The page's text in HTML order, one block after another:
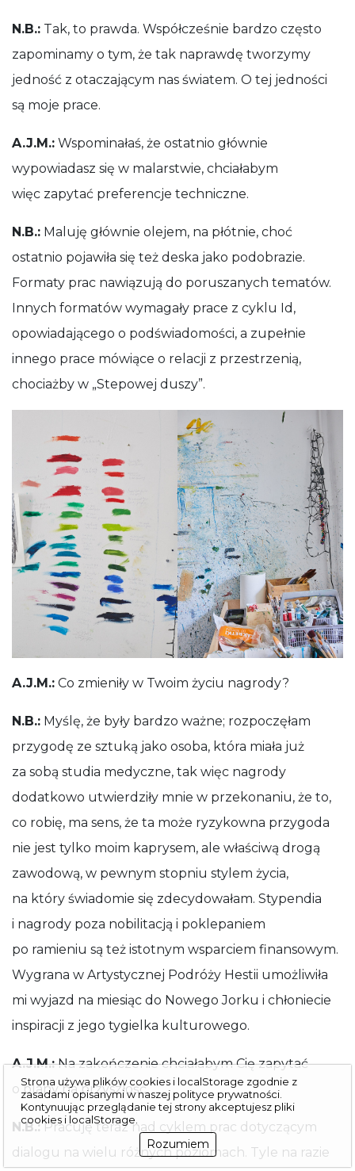
N.B.: Tak, to prawda. Współcześnie bardzo często
zapominamy o tym, że tak naprawdę tworzymy
jedność z otaczającym nas światem. O tej jedności
są moje prace.
A.J.M.: Wspominałaś, że ostatnio głównie
wypowiadasz się w malarstwie, chciałabym
więc zapytać preferencje techniczne.
N.B.: Maluję głównie olejem, na płótnie, choć
ostatnio pojawiła się też deska jako podobrazie.
Formaty prac nawiązują do poruszanych tematów.
Innych formatów wymagały prace z cyklu Id,
opowiadającego o podświadomości, a zupełnie
innego prace mówiące o relacji z przestrzenią,
chociażby w „Stepowej duszy”.
A.J.M.: Co zmieniły w Twoim życiu nagrody?
N.B.: Myślę, że były bardzo ważne; rozpoczęłam
przygodę ze sztuką jako osoba, która miała już
za sobą studia medyczne, tak więc nagrody
dodatkowo utwierdziły mnie w przekonaniu, że to,
co robię, ma sens, że ta może ryzykowna przygoda
nie jest tylko moim kaprysem, ale właściwą drogą
zawodową, w pewnym stopniu stylem życia,
na który świadomie się zdecydowałam. Stypendia
i nagrody poza nobilitacją i poklepaniem
po ramieniu są też istotnym wsparciem finansowym.
Wygrana w Artystycznej Podróży Hestii umożliwiła
mi wyjazd na miesiąc do Nowego Jorku i chłoniecie
inspiracji z jego tygielka kulturowego.
A.J.M.:Na zakończenie chciałabym Cię zapytać
o plany na przyszłość.
N.B.:Pracuję teraz nad cyklem prac dotyczącym
dialogu na wielu różnych poziomach. Tyle na razie
Strona używa plików cookies i localStorage zgodnie z
zasadami opisanymi w naszej polityce prywatności
Kontynuując przeglą­danie tej strony akceptujesz pliki
cookies i localStorage.
Rozumiem